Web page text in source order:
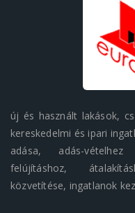
új és használt lakások,
kereskedelmi és ipari
adása, adás-
felújításhoz,
közvetítése, ingatlanok